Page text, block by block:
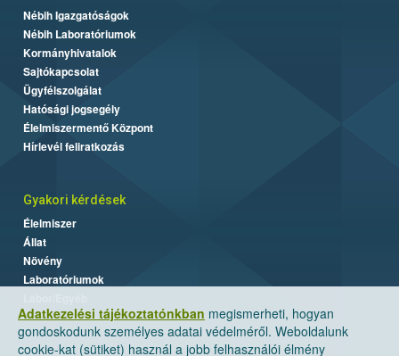
Adatkezelési tájékoztatónkban megismerheti, hogyan
gondoskodunk személyes adatai védelméről. Weboldalunk
cookie-kat (sütiket) használ a jobb felhasználói élmény
Nébih Igazgatóságok
Nébih Laboratóriumok
Kormányhivatalok
Sajtókapcsolat
Ügyfélszolgálat
Hatósági jogsegély
Élelmiszermentő Központ
Hírlevél feliratkozás
Gyakori kérdések
Élelmiszer
Állat
Növény
Laboratóriumok